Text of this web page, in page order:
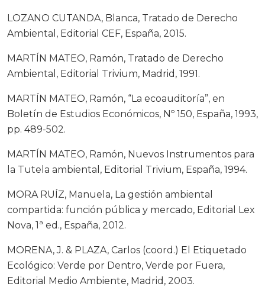
LOZANO CUTANDA, Blanca, Tratado de Derecho
Ambiental, Editorial CEF, España, 2015.
MARTÍN MATEO, Ramón, Tratado de Derecho
Ambiental, Editorial Trivium, Madrid, 1991.
MARTÍN MATEO, Ramón, “La ecoauditoría”, en
Boletín de Estudios Económicos, Nº 150, España, 1993,
pp. 489-502.
MARTÍN MATEO, Ramón, Nuevos Instrumentos para
la Tutela ambiental, Editorial Trivium, España, 1994.
MORA RUÍZ, Manuela, La gestión ambiental
compartida: función pública y mercado, Editorial Lex
Nova, 1ª ed., España, 2012.
MORENA, J. & PLAZA, Carlos (coord.) El Etiquetado
Ecológico: Verde por Dentro, Verde por Fuera,
Editorial Medio Ambiente, Madrid, 2003.